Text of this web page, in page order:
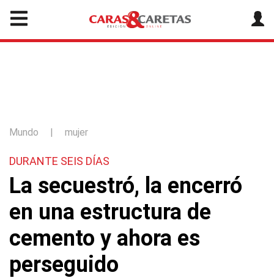
Mundo | mujer
DURANTE SEIS DÍAS
La secuestró, la encerró
en una estructura de
cemento y ahora es
perseguido